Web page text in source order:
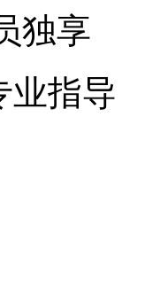
独享
业指导